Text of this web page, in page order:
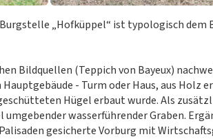
„Hofküppel“ ist typologisch dem
Bildquellen (Teppich von Bayeux)
- Turm oder Haus, aus Holz
Hügel erbaut wurde. Als
wasserführender Graben.
gesicherte Vorburg mit